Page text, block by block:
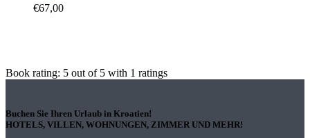
€67,00
Book rating: 5 out of 5 with 1 ratings
Buchen Sie Ihren Urlaub in Kroatien!
HOTELS, VILLEN, WOHNUNGEN, ZIMMER UND MEHR!